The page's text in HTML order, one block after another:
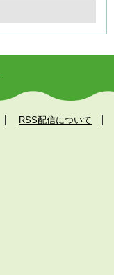
RSS配信について